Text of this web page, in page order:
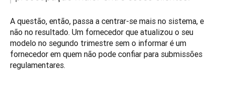
A questão, então, passa a centrar-se mais no sistema, e
não no resultado. Um fornecedor que atualizou o seu
modelo no segundo trimestre sem o informar é um
fornecedor em quem não pode confiar para submissões
regulamentares.